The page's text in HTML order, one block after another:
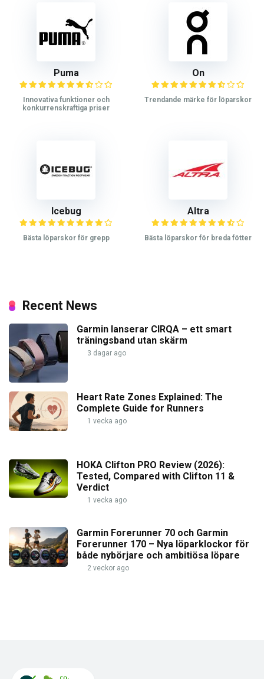
Puma
Innovativa funktioner och
konkurrenskraftiga priser
On
Trendande märke för löparskor
Icebug
Bästa löparskor för grepp
Altra
Bästa löparskor för breda fötter
Recent News
Garmin lanserar CIRQA – ett smart
träningsband utan skärm
3 dagar ago
Heart Rate Zones Explained: The
Complete Guide for Runners
1 vecka ago
HOKA Clifton PRO Review (2026):
Tested, Compared with Clifton 11 &
Verdict
1 vecka ago
Garmin Forerunner 70 och Garmin
Forerunner 170 – Nya löparklockor för
både nybörjare och ambitiösa löpare
2 veckor ago